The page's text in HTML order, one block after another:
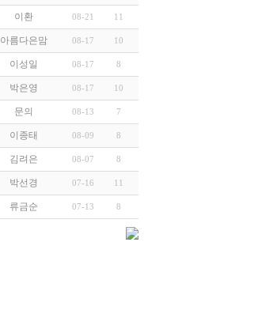
이환 08-21 11
아름다은맘 08-17 10
이성일 08-17 8
박은영 08-17 10
문의 08-13 7
이종태 08-09 8
김려은 08-07 8
박선경 07-16 11
류금순 07-13 8